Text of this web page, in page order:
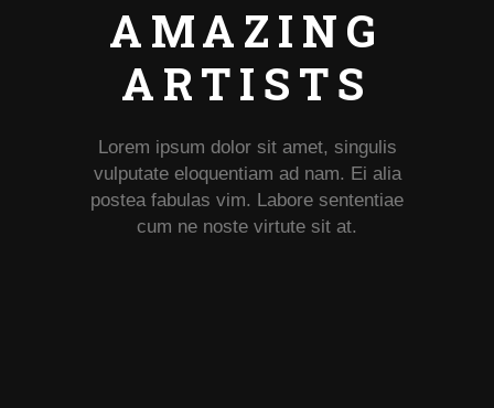
AMAZING
ARTISTS
Lorem ipsum dolor sit amet, singulis
vulputate eloquentiam ad nam. Ei alia
postea fabulas vim. Labore sententiae
cum ne noste virtute sit at.